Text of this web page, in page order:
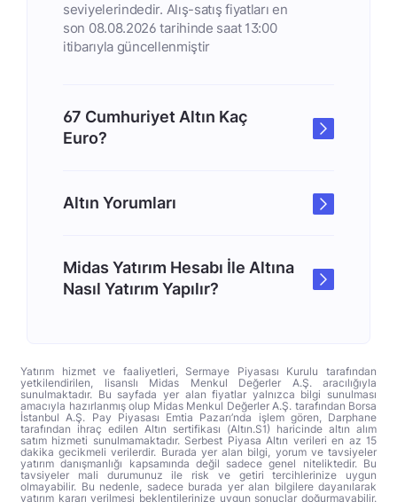
seviyelerindedir. Alış-satış fiyatları en
son 08.08.2026 tarihinde saat 13:00
itibarıyla güncellenmiştir
67 Cumhuriyet Altın Kaç
Euro?
Altın Yorumları
Midas Yatırım Hesabı İle Altına
Nasıl Yatırım Yapılır?
Yatırım hizmet ve faaliyetleri, Sermaye Piyasası Kurulu tarafından
yetkilendirilen, lisanslı Midas Menkul Değerler A.Ş. aracılığıyla
sunulmaktadır. Bu sayfada yer alan fiyatlar yalnızca bilgi sunulması
amacıyla hazırlanmış olup Midas Menkul Değerler A.Ş. tarafından Borsa
İstanbul A.Ş. Pay Piyasası Emtia Pazarı’nda işlem gören, Darphane
tarafından ihraç edilen Altın sertifikası (Altın.S1) haricinde altın alım
satım hizmeti sunulmamaktadır. Serbest Piyasa Altın verileri en az 15
dakika gecikmeli verilerdir. Burada yer alan bilgi, yorum ve tavsiyeler
yatırım danışmanlığı kapsamında değil sadece genel niteliktedir. Bu
tavsiyeler mali durumunuz ile risk ve getiri tercihlerinize uygun
olmayabilir. Bu nedenle, sadece burada yer alan bilgilere dayanılarak
yatırım kararı verilmesi beklentilerinize uygun sonuçlar doğurmayabilir.